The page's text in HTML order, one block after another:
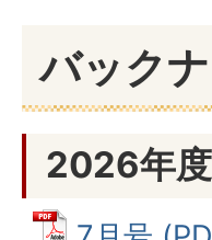
バック
2026年度